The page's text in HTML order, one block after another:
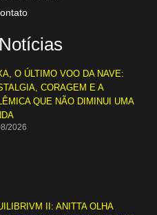
O ÚLTIMO VOO DA NAVE:
CORAGEM E A
QUE NÃO DIMINUI UMA
2026
II: ANITTA OLHA